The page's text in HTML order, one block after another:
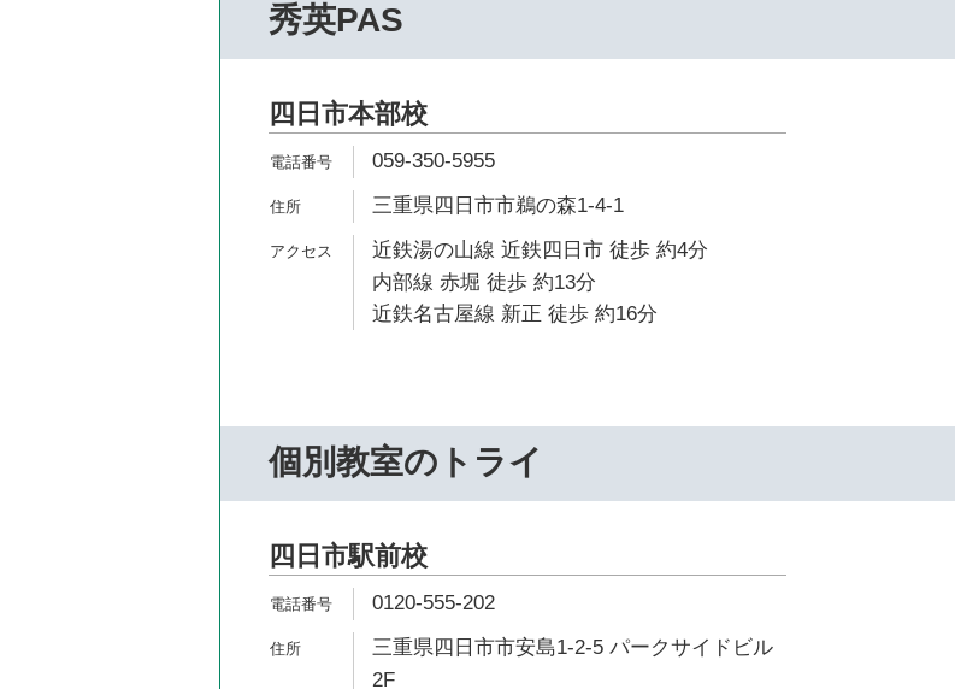
秀英PAS
四日市本部校
059-350-5955
三重県四日市市鵜の森1-4-1
近鉄湯の山線 近鉄四日市 徒歩 約4分
内部線 赤堀 徒歩 約13分
近鉄名古屋線 新正 徒歩 約16分
個別教室のトライ
四日市駅前校
0120-555-202
三重県四日市市安島1-2-5 パークサイドビル
2F